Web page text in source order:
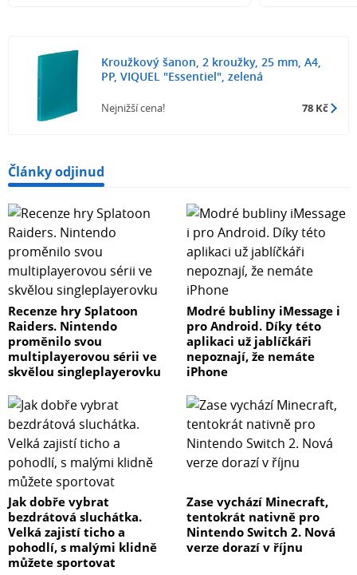
Kroužkový šanon, 2 kroužky, 25 mm, A4,
PP, VIQUEL "Essentiel", zelená
Nejnižší cena! 78 Kč
Články odjinud
Recenze hry Splatoon
Raiders. Nintendo
proměnilo svou
multiplayerovou sérii ve
skvělou singleplayerovku
Modré bubliny iMessage i
pro Android. Díky této
aplikaci už jablíčkáři
nepoznají, že nemáte
iPhone
Jak dobře vybrat
bezdrátová sluchátka.
Velká zajistí ticho a
pohodlí, s malými klidně
můžete sportovat
Zase vychází Minecraft,
tentokrát nativně pro
Nintendo Switch 2. Nová
verze dorazí v říjnu